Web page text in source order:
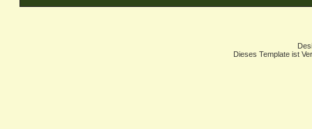
Dieses Template ist